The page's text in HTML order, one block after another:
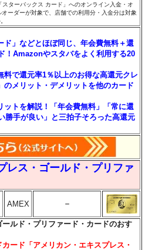
ターバックス カード」へのオンライン入金・オ
ーダーが対象で、店舗での利用分・入金分は対象
ド」などとほぼ同じ、年会費無料＋還
！Amazonやスタバをよく利用する20
料で還元率1％以上のお得な高還元クレ
のメリット・デメリットを他のカード
ットを解説！「年会費無料」「常に還
勝手が良い」と三拍子そろった高還元
ス・ゴールド・プリファ
AMEX －
ールド・プリファード・カードのおす
ード「アメリカン・エキスプレス・